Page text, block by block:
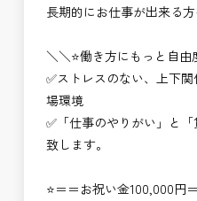
長期的にお仕事が出来る方
＼＼⭐働き方にもっと自由
✅ストレスのない、上下
場環境
✅「仕事のやりがい」と
致します。
⭐＝＝お祝い金100,000円